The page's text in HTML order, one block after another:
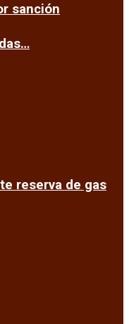
sanción
reserva de gas